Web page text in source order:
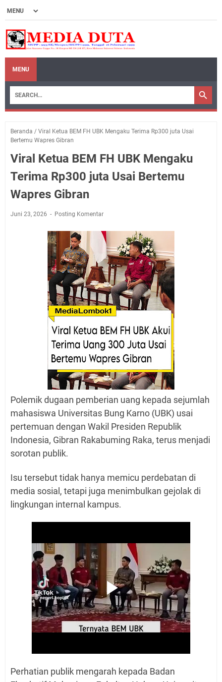
MENU
Beranda / Viral Ketua BEM FH UBK Mengaku Terima Rp300 juta Usai
Bertemu Wapres Gibran
Viral Ketua BEM FH UBK Mengaku
Terima Rp300 juta Usai Bertemu
Wapres Gibran
Juni 23, 2026 Posting Komentar
Polemik dugaan pemberian uang kepada sejumlah
mahasiswa Universitas Bung Karno (UBK) usai
pertemuan dengan Wakil Presiden Republik
Indonesia, Gibran Rakabuming Raka, terus menjadi
sorotan publik.
Isu tersebut tidak hanya memicu perdebatan di
media sosial, tetapi juga menimbulkan gejolak di
lingkungan internal kampus.
Perhatian publik mengarah kepada Badan